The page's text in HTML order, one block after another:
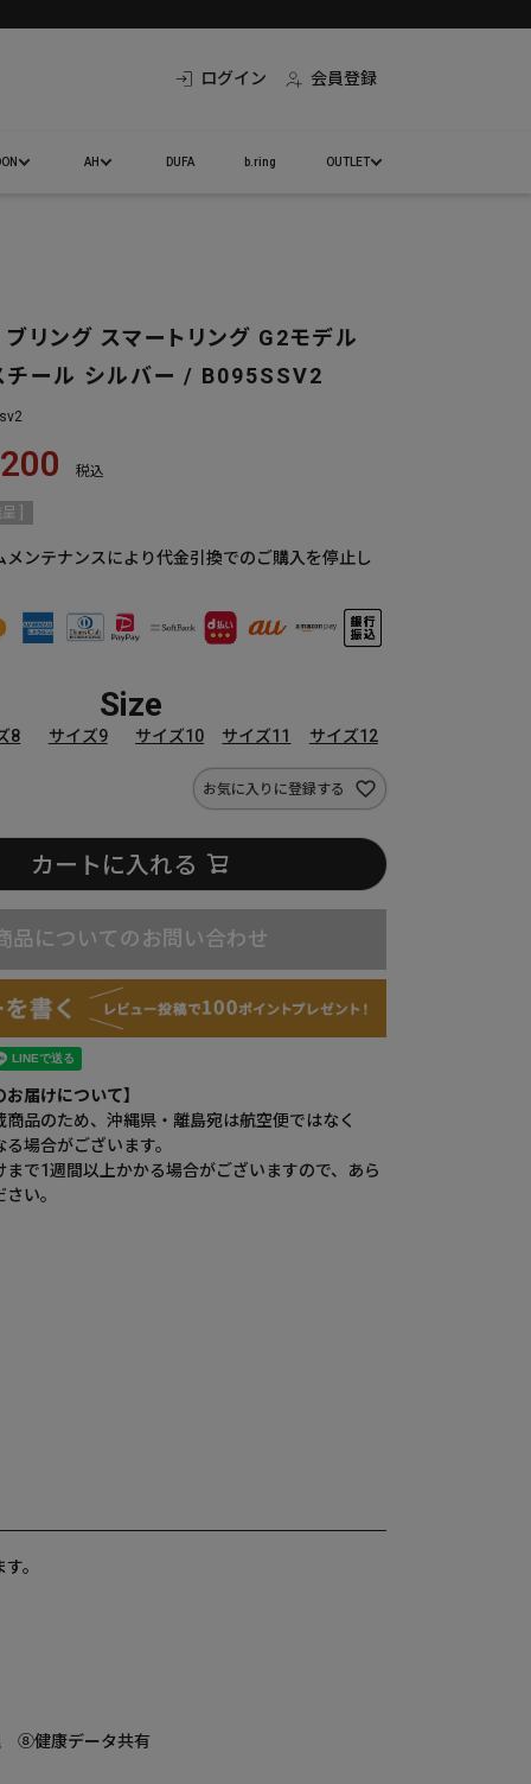
ログイン 会員登録
AH DUFA b.ring OUTLET
ブリング スマートリング G2モデル
チール シルバー / B095SSV2
税込
]
ンテナンスにより代金引換でのご購入を停止し
Size
8 サイズ9 サイズ10 サイズ11 サイズ12
お気に入りに登録する
カートに入れる
品についてのお問い合わせ
お届けについて】
商品のため、沖縄県・離島宛は航空便ではなく
場合がございます。
まで1週間以上かかる場合がございますので、あら
い。
。
⑧健康データ共有